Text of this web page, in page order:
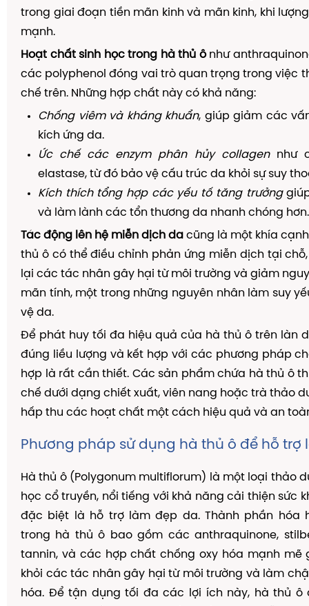
trong giai đoạn tiền mãn kinh và mãn kinh, khi
mạnh.
Hoạt chất sinh học trong hà thủ ônhư
các polyphenol đóng vai trò quan trọng trong việc
chế trên. Những hợp chất này có khả năng:
Chống viêm và kháng khuẩn, giúp giảm các
kích ứng da.
Ức chế các enzym phân hủy collagennhư
elastase, từ đó bảo vệ cấu trúc da khỏi sự suy
Kích thích tổng hợp các yếu tố tăng trưởng
và làm lành các tổn thương da nhanh chóng hơn.
Tác động lên hệ miễn dịch da cũng là một khía
thủ ô có thể điều chỉnh phản ứng miễn dịch tại
lại các tác nhân gây hại từ môi trường và giảm
mãn tính, một trong những nguyên nhân làm suy
vệ da.
Để phát huy tối đa hiệu quả của hà thủ ô trên làn
đúng liều lượng và kết hợp với các phương pháp
hợp là rất cần thiết. Các sản phẩm chứa hà thủ ô
chế dưới dạng chiết xuất, viên nang hoặc trà thảo
hấp thu các hoạt chất một cách hiệu quả và an
Phương pháp sử dụng hà thủ ô để hỗ trợ
Hà thủ ô (Polygonum multiflorum) là một loại thảo
học cổ truyền, nổi tiếng với khả năng cải thiện sức
đặc biệt là hỗ trợ làm đẹp da. Thành phần hóa
trong hà thủ ô bao gồm các anthraquinone,
tannin, và các hợp chất chống oxy hóa mạnh mẽ
khỏi các tác nhân gây hại từ môi trường và làm
hóa. Để tận dụng tối đa các lợi ích này, hà thủ ô